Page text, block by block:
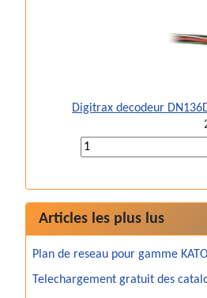
Digitrax decodeur
Articles les plus lus
Plan de reseau pour gamme
Telechargement gratuit des